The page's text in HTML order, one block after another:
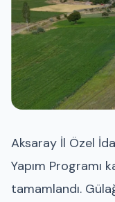
Aksaray İl Özel
Yapım Programı
tamamlandı.